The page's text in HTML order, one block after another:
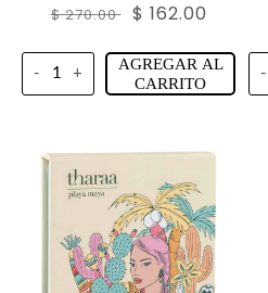
Precio
$ 270.00 Precio
oferta
$ 162.00
- +
AGREGAR AL
CARRITO
-